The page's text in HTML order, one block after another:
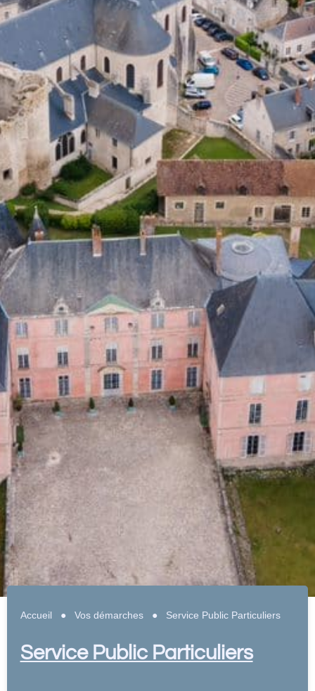
Accueil ● Vos démarches● Service Public Particuliers
Service Public Particuliers